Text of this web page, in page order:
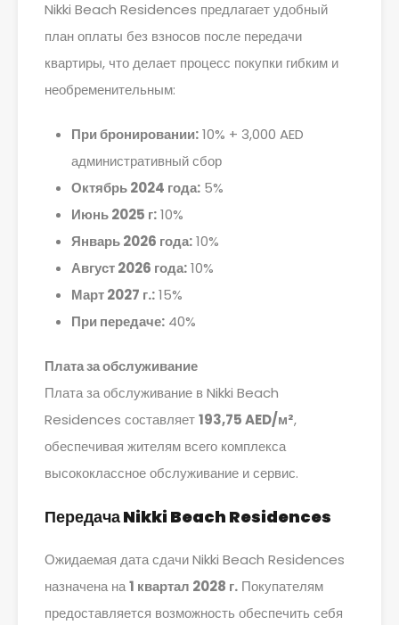
Nikki Beach Residences предлагает удобный
план оплаты без взносов после передачи
квартиры, что делает процесс покупки гибким и
необременительным:
При бронировании:10% + 3,000 AED
административный сбор
Октябрь 2024 года: 5%
Июнь 2025 г:10%
Январь 2026 года:10%
Август 2026 года:10%
Март 2027 г.:15%
При передаче: 40%
Плата за обслуживание
Плата за обслуживание в Nikki Beach
Residences составляет193,75 AED/м²,
обеспечивая жителям всего комплекса
высококлассное обслуживание и сервис.
Передача Nikki Beach Residences
Ожидаемая дата сдачи Nikki Beach Residences
назначена на1 квартал 2028 г. Покупателям
предоставляется возможность обеспечить себя